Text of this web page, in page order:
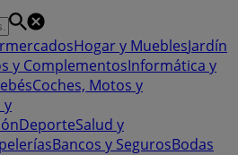
Hogar y MueblesJardín
y ComplementosInformática y
Coches, Motos y
y
DeporteSalud y
Bancos y SegurosBodas